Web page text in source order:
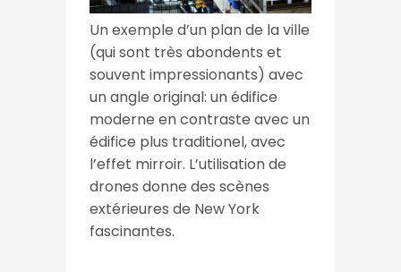
Un exemple d’un plan de la ville
(qui sont très abondents et
souvent impressionants) avec
un angle original: un édifice
moderne en contraste avec un
édifice plus traditionel, avec
l’effet mirroir. L’utilisation de
drones donne des scènes
extérieures de New York
fascinantes.